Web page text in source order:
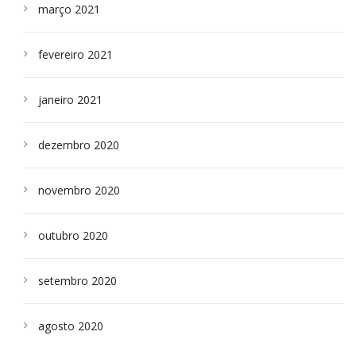
março 2021
fevereiro 2021
janeiro 2021
dezembro 2020
novembro 2020
outubro 2020
setembro 2020
agosto 2020